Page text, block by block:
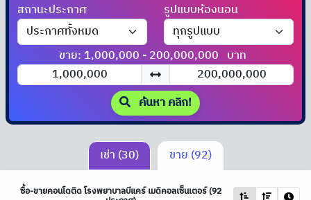
สถานะประกาศ รูปแบบห้องนอน
ขาย: 1,000,000 - 200,000,000 บาท
ค้นหา คลิก!
เช่า (30) ขาย (92)
ซื้อ-ขายคอนโดติด โรงพยาบาลบีแคร์ เมดิคอลเซ็นเตอร์ (92